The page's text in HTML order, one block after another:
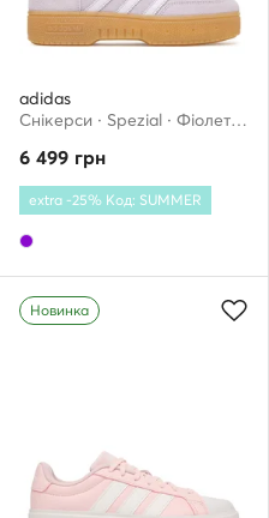
adidas
Снікерcи · Spezial · Фіолетовий
6 499 грн
extra -25% Код: SUMMER
Новинка